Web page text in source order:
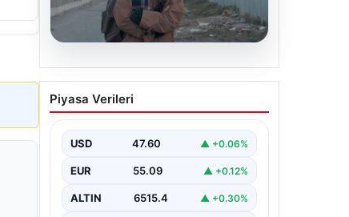
05.08.2026
Türk sinemasında farklı bir
imza: Ceylan Özgün
Piyasa Verileri
USD 47.60 ▲ +0.06%
EUR 55.09 ▲ +0.12%
ALTIN 6515.4 ▲ +0.30%